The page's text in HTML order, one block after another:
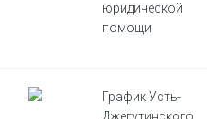
юридической
помощи
График Усть-